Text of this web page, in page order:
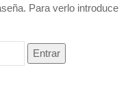
Para verlo introduce